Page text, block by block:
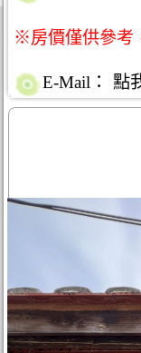
※房價僅供參考
E-Mail： 點